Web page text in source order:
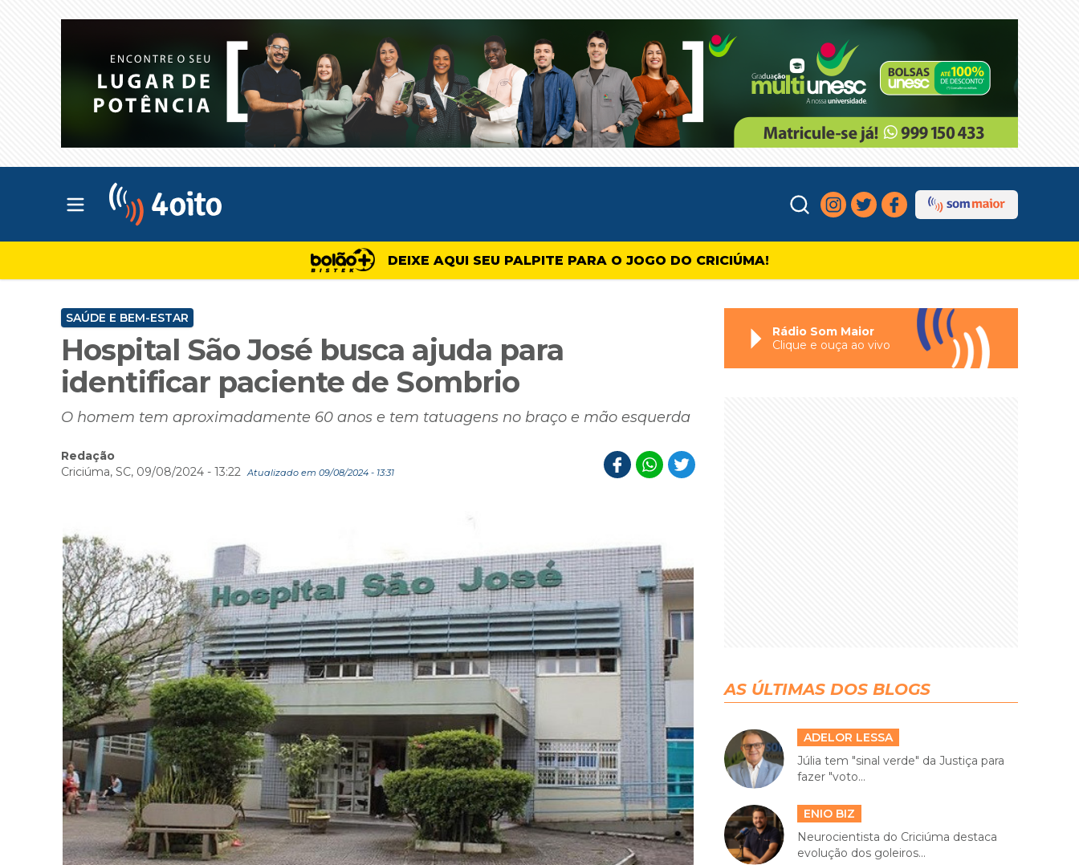
Abrir menu principal
DEIXE AQUI SEU PALPITE PARA O JOGO DO CRICIÚMA!
SAÚDE E BEM-ESTAR
Hospital São José busca ajuda para
identificar paciente de Sombrio
O homem tem aproximadamente 60 anos e tem tatuagens no braço e mão esquerda
Redação
Criciúma, SC, 09/08/2024 - 13:22 Atualizado em 09/08/2024 - 13:31
Rádio Som Maior
Clique e ouça ao vivo
AS ÚLTIMAS DOS BLOGS
ADELOR LESSA
Júlia tem "sinal verde" da Justiça para
fazer "voto...
ENIO BIZ
Neurocientista do Criciúma destaca
evolução dos goleiros...